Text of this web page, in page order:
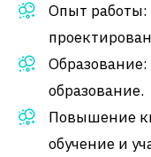
Опыт работы:
образование.
Повышение
обучение и